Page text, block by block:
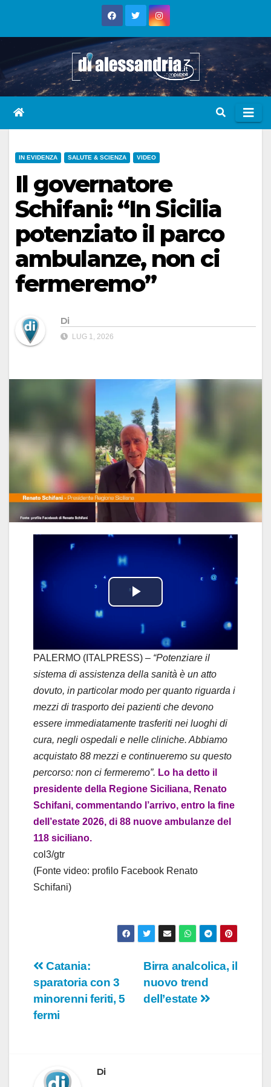
IN EVIDENZA SALUTE & SCIENZA VIDEO
Il governatore
Schifani: “In Sicilia
potenziato il parco
ambulanze, non ci
fermeremo”
Di
LUG 1, 2026
P
l
a
y
V
i
d
e
o
PALERMO (ITALPRESS) – “Potenziare il
sistema di assistenza della sanità è un atto
dovuto, in particolar modo per quanto riguarda i
mezzi di trasporto dei pazienti che devono
essere immediatamente trasferiti nei luoghi di
cura, negli ospedali e nelle cliniche. Abbiamo
acquistato 88 mezzi e continueremo su questo
percorso: non ci fermeremo”. Lo ha detto il
presidente della Regione Siciliana, Renato
Schifani, commentando l’arrivo, entro la fine
dell’estate 2026, di 88 nuove ambulanze del
118 siciliano.
col3/gtr
(Fonte video: profilo Facebook Renato
Schifani)
Navigazione
articoli
Birra analcolica, il
nuovo trend
dell’estate
Catania:
sparatoria con 3
minorenni feriti, 5
fermi
Di